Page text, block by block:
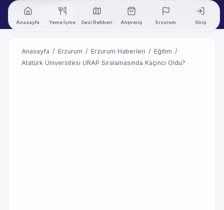
Anasayfa Yeme İçme Gezi Rehberi Alışveriş Erzurum Giriş
Anasayfa / Erzurum / Erzurum Haberleri / Eğitim /
Atatürk Üniversitesi URAP Sıralamasında Kaçıncı Oldu?